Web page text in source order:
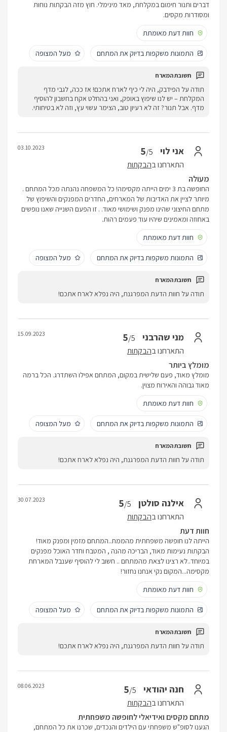
דברים ותנור חימום במקלחת, מאד מינימלי. חוץ מזה הבקתות נוחות
ומסודרות מקסים.
חוות דעת מאומתת
התמונות משקפות בדיוק את המתחם מעל המצופה
תודה על הפידבק, היה לי כיף לארח אתכם! אז ככה, לגבי מדף
המקלחת – יש לנו שיפוץ באופק, ואני בהחלט אקח בחשבון להוסיף
מדף. אבל תנור? זה לא רעיון טוב, הצימר עשוי עץ, וזה לא בטיחותי.
אני לוי 5/5
התארחנו בהבקתות
03.10.2023
מעולה
החופשה בת 3 ימים הייתה מקסימה! כל המשפחה נהנתה מכל המתחם .
מיותר לציין את האדיבות של המארחים, החדרים המפנקים והשיפוץ של
מתחם החיצוני שהינו מפנק ושימושי מאוד. . זו הפעם השנייה שאנו נופשים
באחוזה ומאמינים שיהיו עוד פעמים רהות.
חוות דעת מאומתת
התמונות משקפות בדיוק את המתחם מעל המצופה
תודה על חוות הדעת המפרגנת, היה נפלא לארח אתכם!
מני שהרבני 5/5
התארחנו בהבקתות
15.09.2023
מומלץ ביותר
מומלץ מאוד, פעם שלישית במקום, המתחם אפילו השתדרג. הכל ברמה
מאוד גבוהה והאירוח מצוין.
חוות דעת מאומתת
התמונות משקפות בדיוק את המתחם מעל המצופה
תודה על חוות הדעת המפרגנת, היה נפלא לארח אתכם!
אילנה סולטן 5/5
התארחנו בהבקתות
30.07.2023
חוות דעת
הייתה לנו חופשה משפחתית מהממת..המתחם מזמין ומפנק מאוד!
הבקתות נעימות מאוד, הבריכה מהנה , המטבח וחדר האוכל מפנקים
במיוחד..לא רצינו לצאת מהמתחם .. חשוב לי להוסיף שענבל המארחת
מקסימה...המקום נקי אנחנו נחזור!
חוות דעת מאומתת
התמונות משקפות בדיוק את המתחם מעל המצופה
תודה על חוות הדעת המפרגנת, היה נפלא לארח אתכם!
חנה יהודאי 5/5
התארחנו בהבקתות
08.06.2023
מתחם מקסים ואידיאלי לחופשה משפחתית
הגענו לסופ"ש משפחתי עם הילדים והנכדים, שכרנו את כל המתחם,